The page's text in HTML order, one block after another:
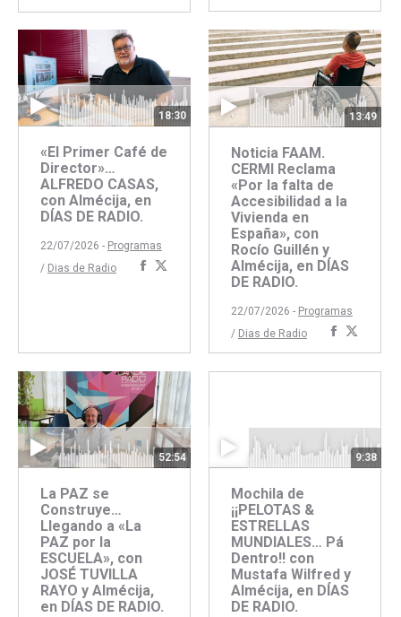
con
Facebook
con
Twitter
18:30
«El Primer Café de
Director»…
ALFREDO CASAS,
con Almécija, en
DÍAS DE RADIO.
22/07/2026 - Programas
/ Dias de Radio
Compartir
13:49
Noticia FAAM.
CERMI Reclama
«Por la falta de
Accesibilidad a la
Vivienda en
España», con
Rocío Guillén y
Almécija, en DÍAS
DE RADIO.
22/07/2026 - Programas
/ Dias de Radio
Compartir
concon
52:54
La PAZ se
Construye…
Llegando a «La
PAZ por la
ESCUELA», con
JOSÉ TUVILLA
RAYO y Almécija,
en DÍAS DE RADIO.
9:38
Mochila de
¡¡PELOTAS &
ESTRELLAS
MUNDIALES… Pá
Dentro!! con
Mustafa Wilfred y
Almécija, en DÍAS
DE RADIO.